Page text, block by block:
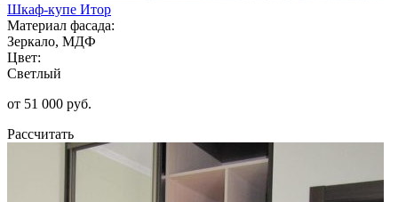
Шкаф-купе Итор
Материал фасада:
Зеркало, МДФ
Цвет:
Светлый
от 51 000 руб.
Рассчитать